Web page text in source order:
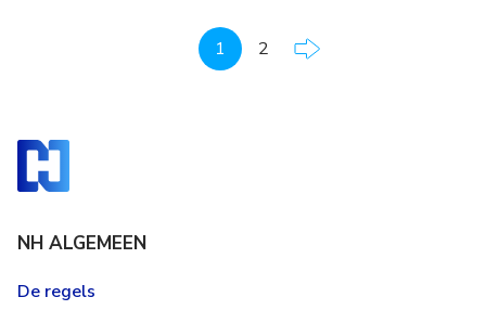
1 2
NH ALGEMEEN
De regels